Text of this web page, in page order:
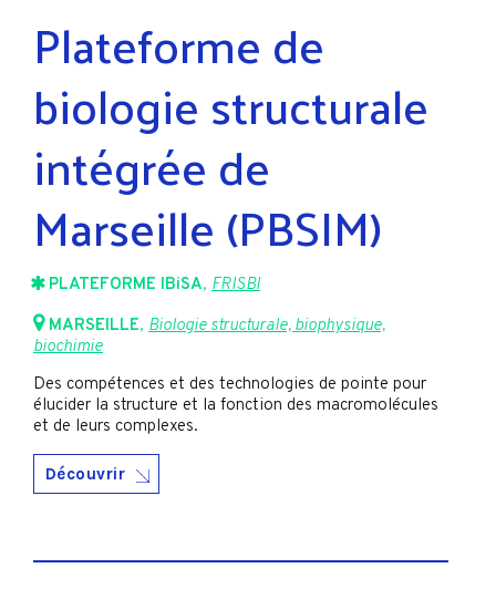
Plateforme de
biologie structurale
intégrée de
Marseille (PBSIM)
PLATEFORME IBiSA, FRISBI
MARSEILLE, Biologie structurale, biophysique,
biochimie
Des compétences et des technologies de pointe pour
élucider la structure et la fonction des macromolécules
et de leurs complexes.
Découvrir